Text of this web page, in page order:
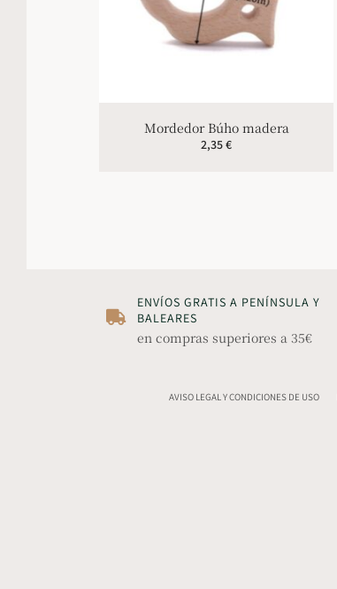
Mordedor Búho madera
2,35€
ENVÍOS GRATIS A PENÍNSULA Y
BALEARES
en compras superiores a 35€
AVISO LEGAL Y CONDICIONES DE USO